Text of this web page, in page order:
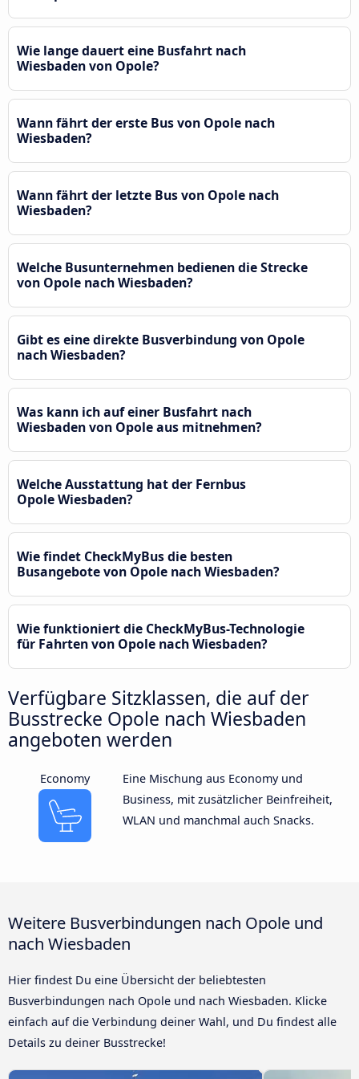
Wie lange dauert eine Busfahrt nach
Wiesbaden von Opole?
Wann fährt der erste Bus von Opole nach
Wiesbaden?
Wann fährt der letzte Bus von Opole nach
Wiesbaden?
Welche Busunternehmen bedienen die Strecke
von Opole nach Wiesbaden?
Gibt es eine direkte Busverbindung von Opole
nach Wiesbaden?
Was kann ich auf einer Busfahrt nach
Wiesbaden von Opole aus mitnehmen?
Welche Ausstattung hat der Fernbus
Opole Wiesbaden?
Wie findet CheckMyBus die besten
Busangebote von Opole nach Wiesbaden?
Wie funktioniert die CheckMyBus-Technologie
für Fahrten von Opole nach Wiesbaden?
Verfügbare Sitzklassen, die auf der
Busstrecke Opole nach Wiesbaden
angeboten werden
Economy
Eine Mischung aus Economy und
Business, mit zusätzlicher Beinfreiheit,
WLAN und manchmal auch Snacks.
Weitere Busverbindungen nach Opole und
nach Wiesbaden
Hier findest Du eine Übersicht der beliebtesten
Busverbindungen nach Opole und nach Wiesbaden. Klicke
einfach auf die Verbindung deiner Wahl, und Du findest alle
Details zu deiner Busstrecke!